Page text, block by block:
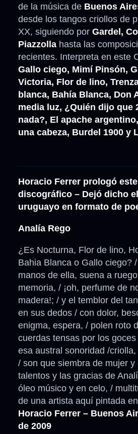
de la música de Buenos
desde los tangos criollos de
XX, siguiendo por Gardel,
Piazzolla hasta las
recientes. Interpreta en este
Gallo ciego, Mimí Pinsón,
Victoria, Flor de lino,
blanca, Bahía Blanca, Don
media luz, ¿Quién dijo que
nada?, El apache
una cabeza, Burdel 1900 y
Horacio Ferrer prologó
discográfico – Dejó dicho
uruguayo en formato de
Analía Rego
¿Es Nocturna, Flor de lino,
Bahia Blanca o Gallo ciego?
manos de ella, suena a
memoria, / ¡oh, perfume de
madera!; / y el temblor del
en sus dedos / con dolor,
enigma, espera, / polen roto
cuerdas tensas por los
esa austral sonoridad /
/ son que siembra de mujer
talentos y las gracias de
óleo músico y en celo, /
de una artista aquí pintada
Horacio Ferrer – Buenos
de 2009